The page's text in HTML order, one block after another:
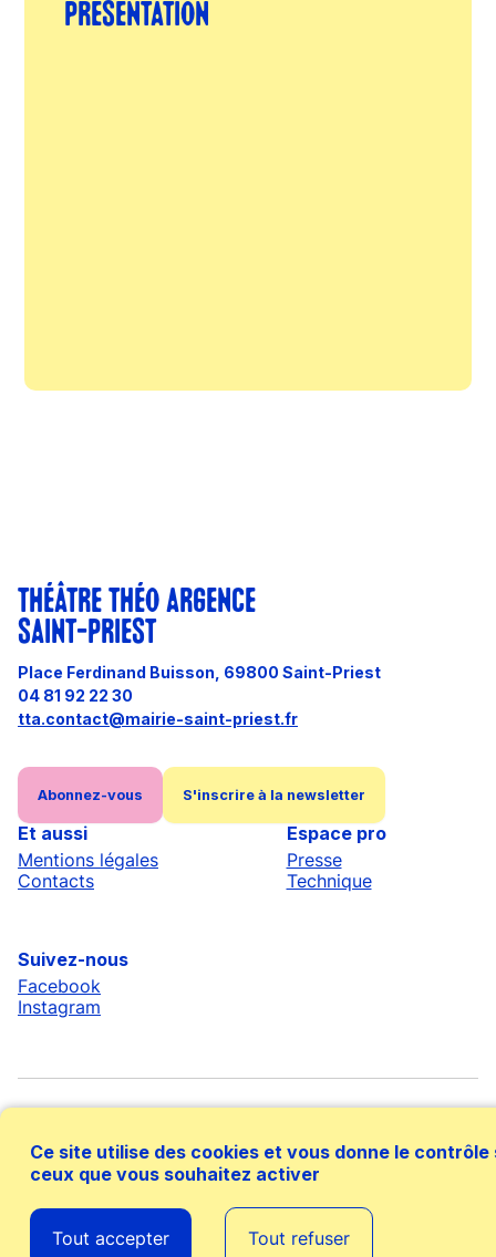
PRÉSENTATION
THÉÂTRE THÉO ARGENCE
SAINT-PRIEST
Place Ferdinand Buisson, 69800 Saint-Priest
04 81 92 22 30
tta.contact@mairie-saint-priest.fr
Abonnez-vous S'inscrire à la newsletter
Et aussi
Mentions légales
Contacts
Espace pro
Presse
Technique
Suivez-nous
Facebook
Instagram
Avec le soutien financier de
Ce site utilise des cookies et vous donne le contrôle
ceux que vous souhaitez activer
Tout accepter Tout refuser